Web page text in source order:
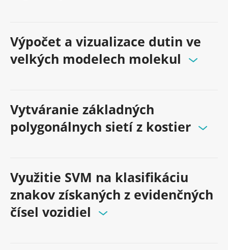
Výpočet a vizualizace dutin ve
velkých modelech molekul
Vytváranie základných
polygonálnych sietí z kostier
Využitie SVM na klasifikáciu
znakov získaných z evidenčných
čísel vozidiel